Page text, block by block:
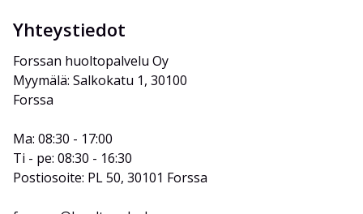
Yhteystiedot
Forssan huoltopalvelu Oy
Myymälä: Salkokatu 1, 30100
Forssa
Ma: 08:30 - 17:00
Ti - pe: 08:30 - 16:30
Postiosoite: PL 50, 30101 Forssa